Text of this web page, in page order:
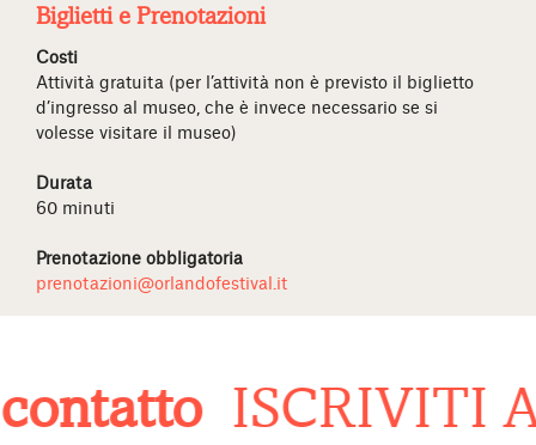
Biglietti e Prenotazioni
Costi
Attività gratuita (per l’attività non è previsto il biglietto
d’ingresso al museo, che è invece necessario se si
volesse visitare il museo)
Durata
60 minuti
Prenotazione obbligatoria
prenotazioni@orlandofestival.it
ISCRIVITI